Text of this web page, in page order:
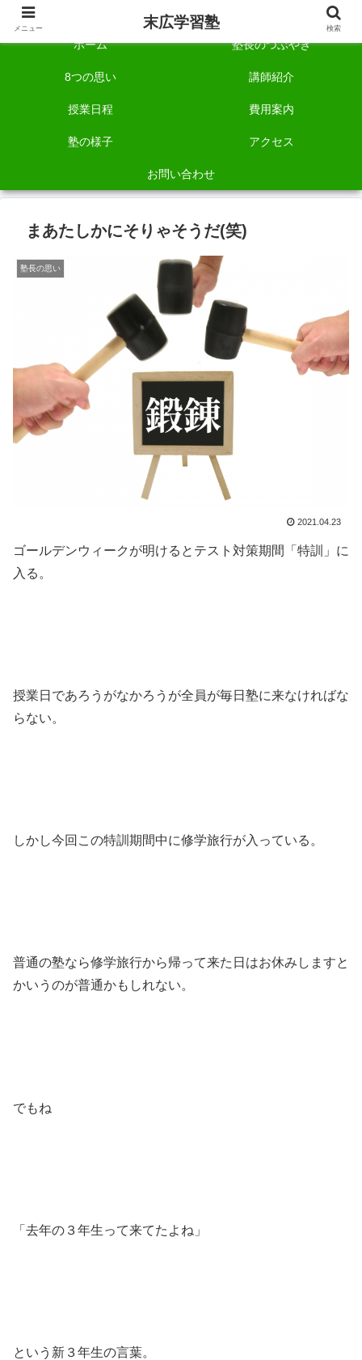
自称「一宮でいちばん塾で勉強させる塾」です。
ホーム 塾長のつぶやき
8つの思い 講師紹介
授業日程 費用案内
塾の様子 アクセス
お問い合わせ
まあたしかにそりゃそうだ(笑)
塾長の思い
2021.04.23
ゴールデンウィークが明けるとテスト対策期間「特訓」に
入る。
授業日であろうがなかろうが全員が毎日塾に来なければな
らない。
しかし今回この特訓期間中に修学旅行が入っている。
普通の塾なら修学旅行から帰って来た日はお休みしますと
かいうのが普通かもしれない。
でもね
「去年の３年生って来てたよね」
という新３年生の言葉。
メニュー 末広学習塾 検索